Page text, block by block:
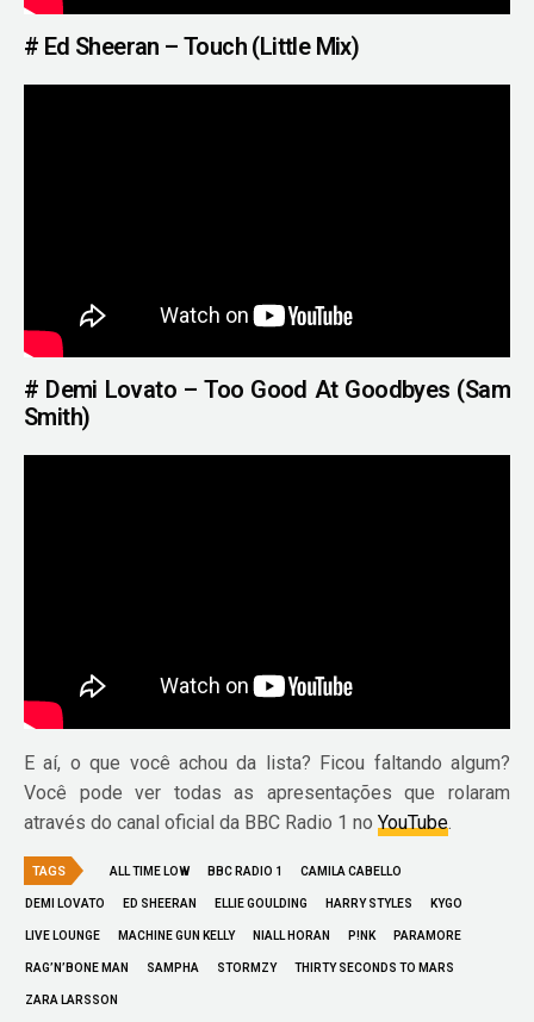
# Ed Sheeran – Touch (Little Mix)
# Demi Lovato – Too Good At Goodbyes (Sam
Smith)
E aí, o que você achou da lista? Ficou faltando algum?
Você pode ver todas as apresentações que rolaram
através do canal oficial da BBC Radio 1 noYouTube.
TAGS ALL TIME LOW BBC RADIO 1 CAMILA CABELLO
DEMI LOVATO ED SHEERAN ELLIE GOULDING HARRY STYLES KYGO
LIVE LOUNGE MACHINE GUN KELLY NIALL HORAN P!NK PARAMORE
RAG’N’BONE MAN SAMPHA STORMZY THIRTY SECONDS TO MARS
ZARA LARSSON